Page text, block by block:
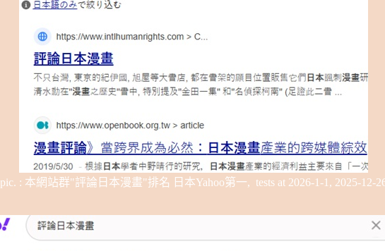
pic. : 本網站群"評論日本漫畫"排名 日本Yahoo第一, tests at2026-1-1, 2025-12-